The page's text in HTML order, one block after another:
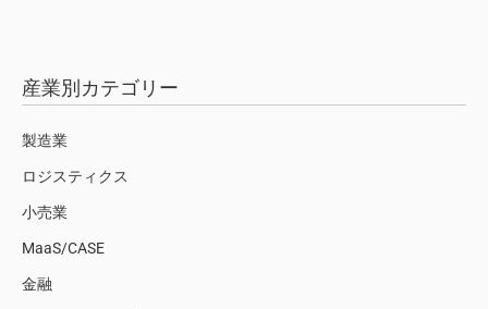
産業別カテゴリー
製造業
ロジスティクス
小売業
MaaS/CASE
金融